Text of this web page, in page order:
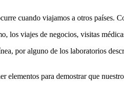
cuando viajamos a otros países.
los viajes de negocios, visitas
por alguno de los laboratorios
para demostrar que